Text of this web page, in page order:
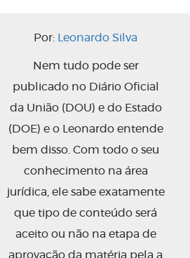
Por: Leonardo Silva
Nem tudo pode ser
publicado no Diário Oficial
da União (DOU) e do Estado
(DOE) e o Leonardo entende
bem disso. Com todo o seu
conhecimento na área
jurídica, ele sabe exatamente
que tipo de conteúdo será
aceito ou não na etapa de
aprovação da matéria pela a